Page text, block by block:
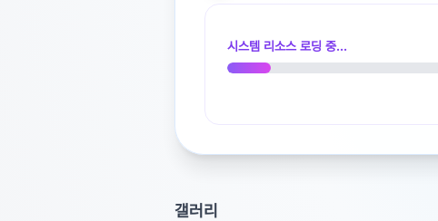
시스템 리소스 로딩 중...
갤러리